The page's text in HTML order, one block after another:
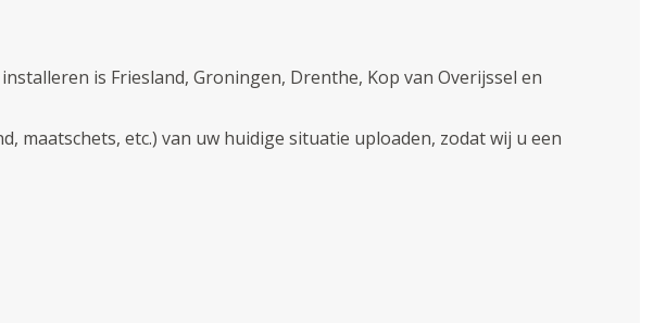
is Friesland, Groningen, Drenthe, Kop van Overijssel en
etc.) van uw huidige situatie uploaden, zodat wij u een